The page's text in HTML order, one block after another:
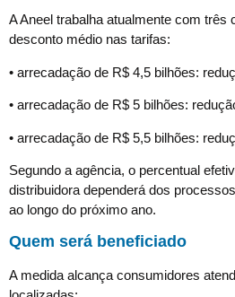
A Aneel trabalha atualmente com três
desconto médio nas tarifas:
• arrecadação de R$ 4,5 bilhões:
• arrecadação de R$ 5 bilhões:
• arrecadação de R$ 5,5 bilhões:
Segundo a agência, o percentual
distribuidora dependerá dos
ao longo do próximo ano.
Quem será beneficiado
A medida alcança consumidores